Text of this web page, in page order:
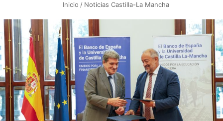
Inicio / Noticias Castilla-La Mancha